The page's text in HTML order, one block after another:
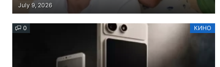
July 9, 2026
0 КИНО